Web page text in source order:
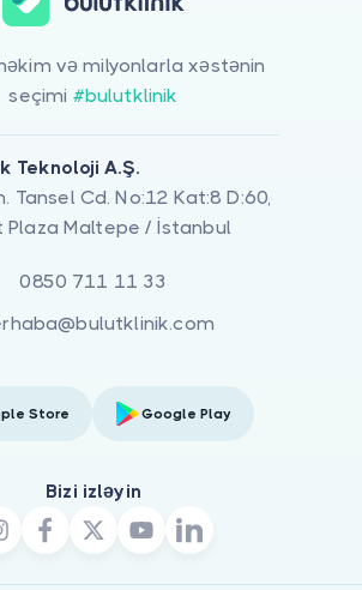
və milyonlarla xəstənin
seçimi #bulutklinik
Teknoloji A.Ş.
Tansel Cd. No:12 Kat:8 D:60,
Plaza Maltepe / İstanbul
0850 711 11 33
Store Google Play
Bizi izləyin